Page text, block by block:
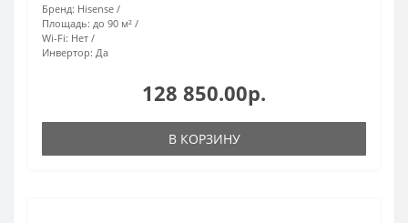
Бренд: Hisense
Площадь: до 90 м²
Wi-Fi: Нет
Инвертор: Да
128 850.00р.
В КОРЗИНУ